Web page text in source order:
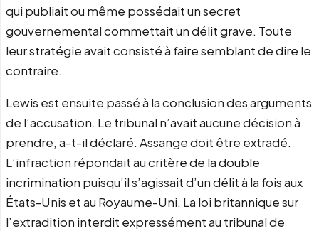
qui publiait ou même possédait un secret
gouvernemental commettait un délit grave. Toute
leur stratégie avait consisté à faire semblant de dire le
contraire.
Lewis est ensuite passé à la conclusion des arguments
de l’accusation. Le tribunal n’avait aucune décision à
prendre, a-t-il déclaré. Assange doit être extradé.
L’infraction répondait au critère de la double
incrimination puisqu’il s’agissait d’un délit à la fois aux
États-Unis et au Royaume-Uni. La loi britannique sur
l’extradition interdit expressément au tribunal de